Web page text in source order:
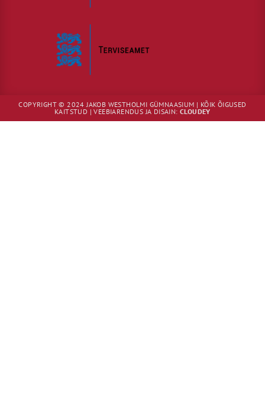
COPYRIGHT © 2024 JAKOB WESTHOLMI GÜMNAASIUM | KÕIK ÕIGUSED
KAITSTUD | VEEBIARENDUS JA DISAIN:CLOUDEY